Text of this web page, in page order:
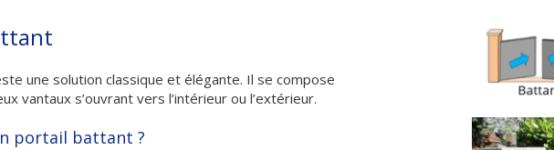
une solution classique et élégante. Il se compose
vantaux s’ouvrant vers l’intérieur ou l’extérieur.
portail battant ?